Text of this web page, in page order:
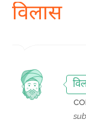
विलास